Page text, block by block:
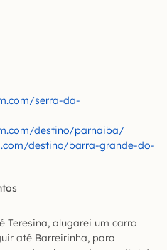
serra-da-
destino/parnaiba/
destino/barra-grande-do-
Teresina, alugarei um carro
até Barreirinha, para